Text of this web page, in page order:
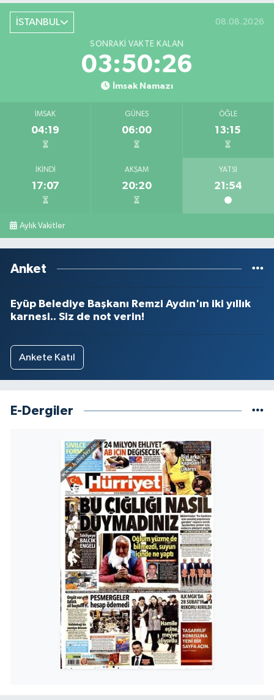
İSTANBUL 08.08.2026
SONRAKI VAKTE KALAN
03:50:26
İmsak Namazı
İMSAK
04:19
GÜNEŞ
06:00
ÖĞLE
13:15
İKINDI
17:07
AKŞAM
20:20
YATSI
21:54
Aylık Vakitler
Anket
Eyüp Belediye Başkanı Remzi Aydın'ın iki yıllık
karnesi.. Siz de not verin!
Ankete Katıl
E-Dergiler